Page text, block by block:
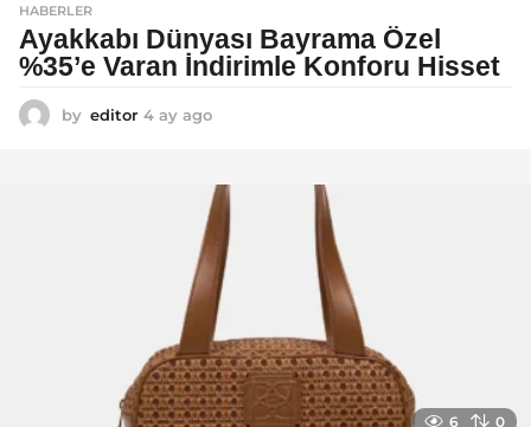
HABERLER
Ayakkabı Dünyası Bayrama Özel
%35’e Varan İndirimle Konforu Hisset
by editor 4 ay ago
a
g
6 0